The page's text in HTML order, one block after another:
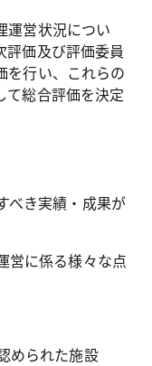
運営状況につい
評価及び評価委員
を行い、これらの
て総合評価を決定
べき実績・成果が
営に係る様々な点
められた施設